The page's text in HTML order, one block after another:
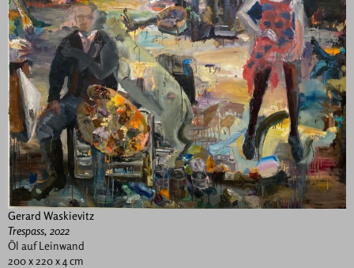
Gerard Waskievitz
Trespass, 2022
Öl auf Leinwand
200 x 220 x 4 cm